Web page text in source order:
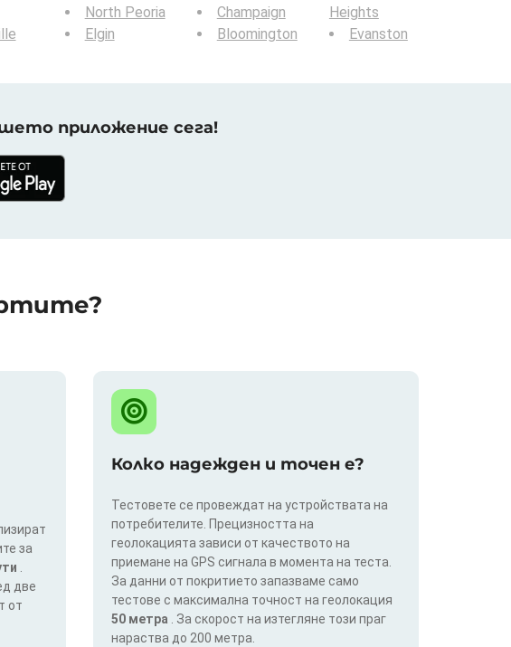
North Peoria
Elgin
Champaign
Bloomington
Heights
Evanston
приложение сега!
за
две
от
Колко надежден и точен е?
Тестовете се провеждат на устройствата на
потребителите. Прецизността на
геолокацията зависи от качеството на
приемане на GPS сигнала в момента на теста.
За данни от покритието запазваме само
тестове с максимална точност на геолокация
50 метра
. За скорост на изтегляне този праг
нараства до 200 метра.